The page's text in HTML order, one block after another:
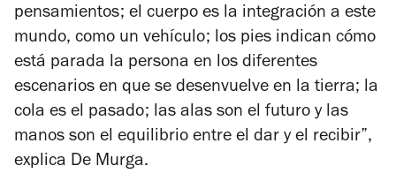
pensamientos; el cuerpo es la integración a este
mundo, como un vehículo; los pies indican cómo
está parada la persona en los diferentes
escenarios en que se desenvuelve en la tierra; la
cola es el pasado; las alas son el futuro y las
manos son el equilibrio entre el dar y el recibir”,
explica De Murga.